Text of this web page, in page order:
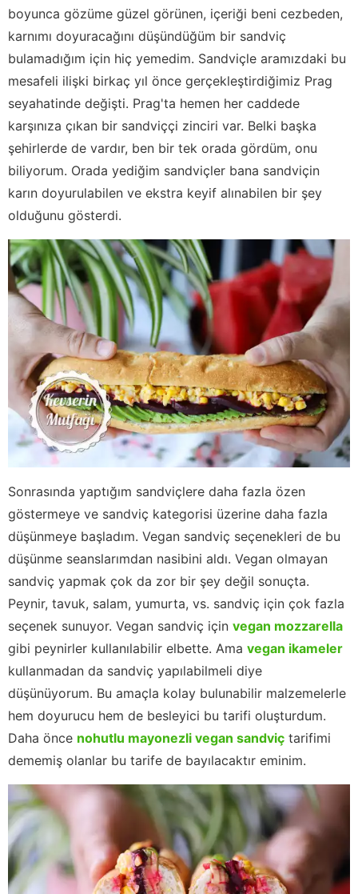
boyunca gözüme güzel görünen, içeriği beni cezbeden,
karnımı doyuracağını düşündüğüm bir sandviç
bulamadığım için hiç yemedim. Sandviçle aramızdaki bu
mesafeli ilişki birkaç yıl önce gerçekleştirdiğimiz Prag
seyahatinde değişti. Prag'ta hemen her caddede
karşınıza çıkan bir sandviççi zinciri var. Belki başka
şehirlerde de vardır, ben bir tek orada gördüm, onu
biliyorum. Orada yediğim sandviçler bana sandviçin
karın doyurulabilen ve ekstra keyif alınabilen bir şey
olduğunu gösterdi.
Sonrasında yaptığım sandviçlere daha fazla özen
göstermeye ve sandviç kategorisi üzerine daha fazla
düşünmeye başladım. Vegan sandviç seçenekleri de bu
düşünme seanslarımdan nasibini aldı. Vegan olmayan
sandviç yapmak çok da zor bir şey değil sonuçta.
Peynir, tavuk, salam, yumurta, vs. sandviç için çok fazla
seçenek sunuyor. Vegan sandviç için vegan mozzarella
gibi peynirler kullanılabilir elbette. Ama vegan ikameler
kullanmadan da sandviç yapılabilmeli diye
düşünüyorum. Bu amaçla kolay bulunabilir malzemelerle
hem doyurucu hem de besleyici bu tarifi oluşturdum.
Daha önce nohutlu mayonezli vegan sandviç tarifimi
dememiş olanlar bu tarife de bayılacaktır eminim.